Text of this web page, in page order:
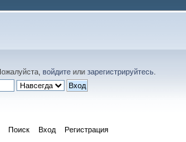
войдитеили зарегистрируйтесь.
Поиск Вход Регистрация